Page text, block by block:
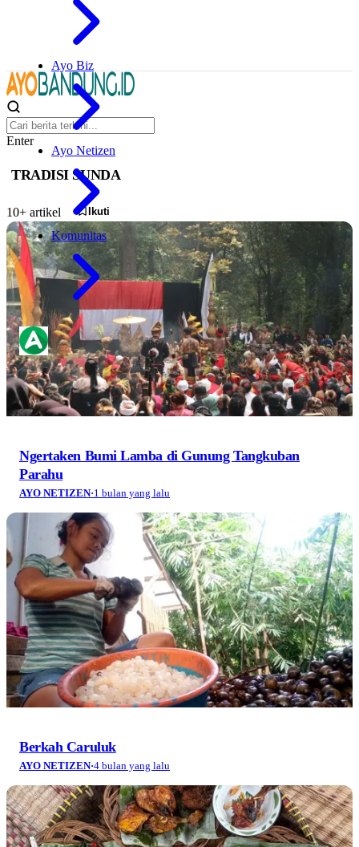
Ayo Biz
Ayo Netizen
Komunitas
Enter
TRADISI SUNDA
10+ artikel Ikuti
Ngertaken Bumi Lamba di Gunung Tangkuban
Parahu
AYO NETIZEN·1 bulan yang lalu
Berkah Caruluk
AYO NETIZEN·4 bulan yang lalu